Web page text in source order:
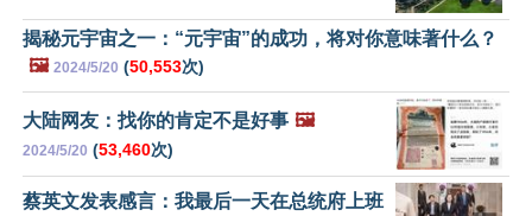
揭秘元宇宙之一：“元宇宙”的成功，将对你意味著什么？
🖼️ 2024/5/20 (50,553次)
大陆网友：找你的肯定不是好事 🖼️
2024/5/20 (53,460次)
蔡英文发表感言：我最后一天在总统府上班